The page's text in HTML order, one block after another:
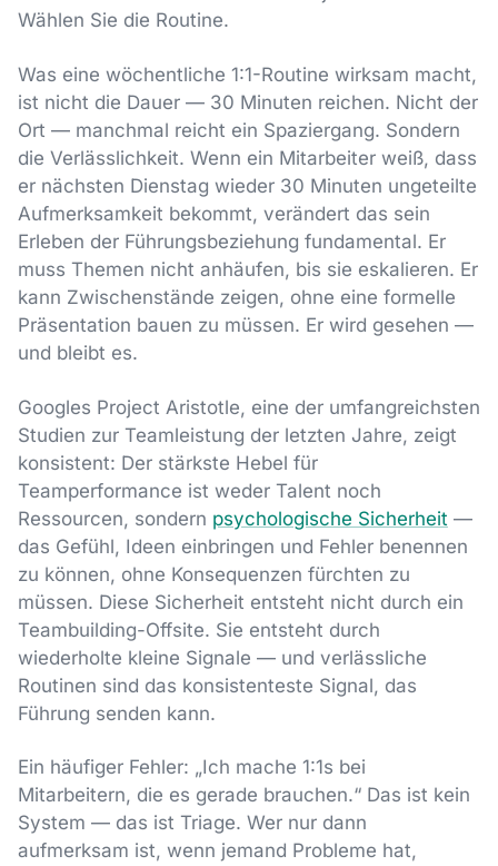
Wählen Sie die Routine.
Was eine wöchentliche 1:1-Routine wirksam macht,
ist nicht die Dauer — 30 Minuten reichen. Nicht der
Ort — manchmal reicht ein Spaziergang. Sondern
die Verlässlichkeit. Wenn ein Mitarbeiter weiß, dass
er nächsten Dienstag wieder 30 Minuten ungeteilte
Aufmerksamkeit bekommt, verändert das sein
Erleben der Führungsbeziehung fundamental. Er
muss Themen nicht anhäufen, bis sie eskalieren. Er
kann Zwischenstände zeigen, ohne eine formelle
Präsentation bauen zu müssen. Er wird gesehen —
und bleibt es.
Googles Project Aristotle, eine der umfangreichsten
Studien zur Teamleistung der letzten Jahre, zeigt
konsistent: Der stärkste Hebel für
Teamperformance ist weder Talent noch
Ressourcen, sondern psychologische Sicherheit —
das Gefühl, Ideen einbringen und Fehler benennen
zu können, ohne Konsequenzen fürchten zu
müssen. Diese Sicherheit entsteht nicht durch ein
Teambuilding-Offsite. Sie entsteht durch
wiederholte kleine Signale — und verlässliche
Routinen sind das konsistenteste Signal, das
Führung senden kann.
Ein häufiger Fehler: „Ich mache 1:1s bei
Mitarbeitern, die es gerade brauchen.“ Das ist kein
System — das ist Triage. Wer nur dann
aufmerksam ist, wenn jemand Probleme hat,